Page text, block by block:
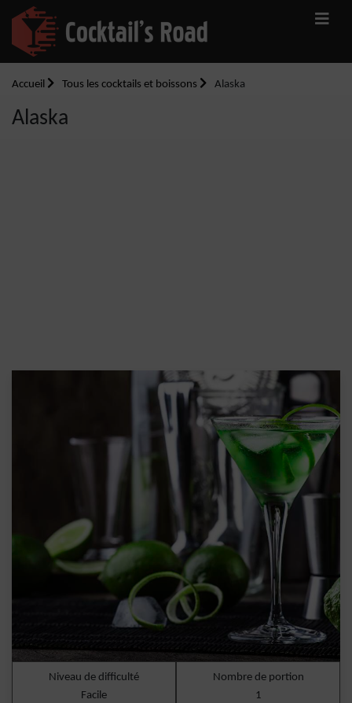
Accueil Tous les cocktails et boissons Alaska
Alaska
Niveau de difficulté
Facile
Nombre de portion
1